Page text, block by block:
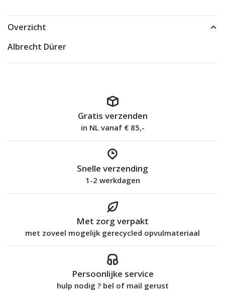
Overzicht
Albrecht Dürer
Gratis verzenden
in NL vanaf € 85,-
Snelle verzending
1-2 werkdagen
Met zorg verpakt
met zoveel mogelijk gerecycled opvulmateriaal
Persoonlijke service
hulp nodig ? bel of mail gerust